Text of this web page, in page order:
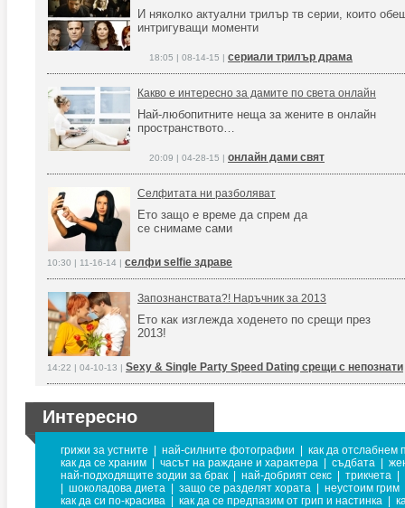
И няколко актуални трилър тв серии, които
интригуващи моменти
18:05 | 08-14-15 | сериали трилър драма
Какво е интересно за дамите по света онлайн
Най-любопитните неща за жените в онлайн
пространството…
20:09 | 04-28-15 | онлайн дами свят
Селфитата ни разболяват
Ето защо е време да спрем да
се снимаме сами
10:30 | 11-16-14 | селфи selfie здраве
Запознанствата?! Наръчник за 2013
Ето как изглежда ходенето по срещи през
2013!
14:22 | 04-10-13 | Sexy & Single Party Speed Dating срещи с непознати
Интересно
грижи за устните най-силните фотографии
как да отслабнем
как да се храним
часът на раждане и характера съдбата
най-подходящите зодии за брак
най-добрият секс трикчета
шоколадова диета защо се разделят хората
неустоим грим
как да си по-красива
как да се предпазим от грип и настинка